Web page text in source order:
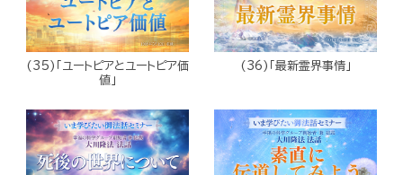
(35)「ユートピアとユートピア価
値」
(36)「最新霊界事情」